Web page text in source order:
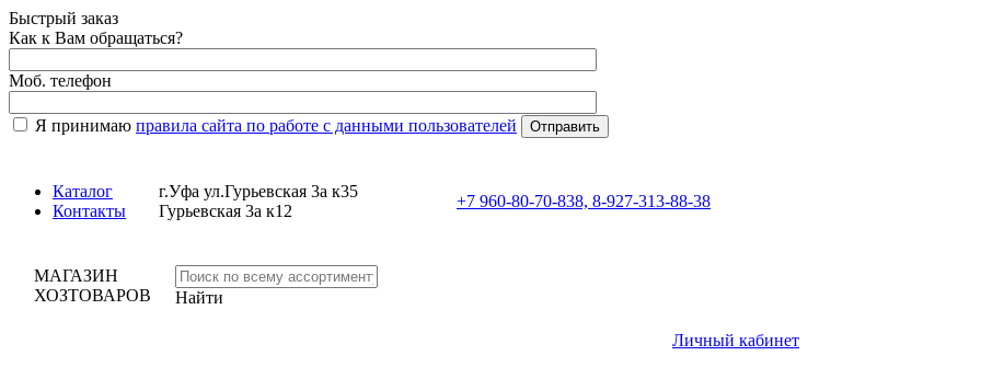
Быстрый заказ
Как к Вам обращаться?
Моб. телефон
Я принимаю правила сайта по работе с данными пользователей
Каталог
Контакты
г.Уфа ул.Гурьевская 3а к35
Гурьевская 3а к12
+7 960-80-70-838, 8-927-313-88-38
МАГАЗИН
ХОЗТОВАРОВ
Найти
Личный кабинет